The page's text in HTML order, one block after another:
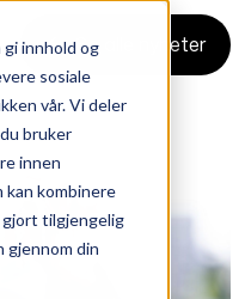
innhold og
sosiale
vår. Vi deler
bruker
innen
kan kombinere
gjort tilgjengelig
gjennom din
Se alle nyheter